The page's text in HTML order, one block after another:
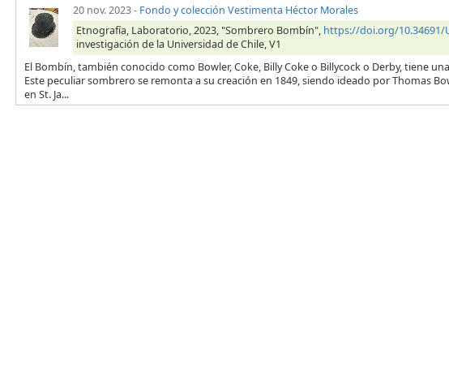
20 nov. 2023- Fondo y colección Vestimenta Héctor Morales
Etnografía, Laboratorio, 2023, "Sombrero Bombín", https://doi.org/10.34691/
investigación de la Universidad de Chile, V1
El Bombín, también conocido como Bowler, Coke, Billy Coke o Billycock o Derby, tiene
Este peculiar sombrero se remonta a su creación en 1849, siendo ideado por Thomas
en St. Ja...